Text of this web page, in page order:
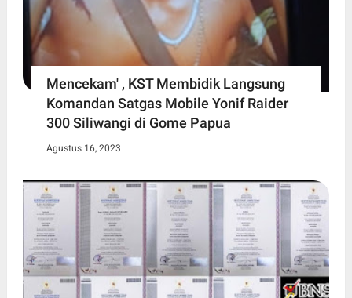
Mencekam' , KST Membidik Langsung
Komandan Satgas Mobile Yonif Raider
300 Siliwangi di Gome Papua
Agustus 16, 2023